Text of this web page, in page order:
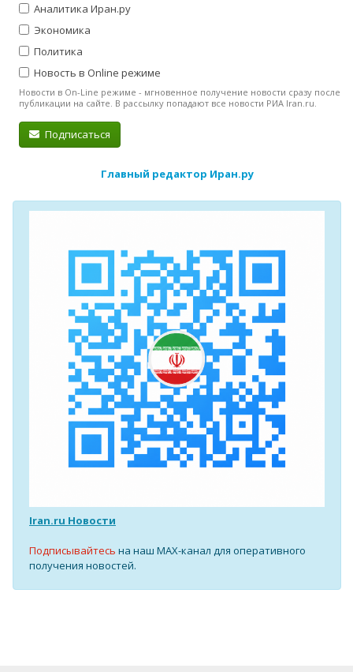
Аналитика Иран.ру
Экономика
Политика
Новость в Online режиме
Новости в On-Line режиме - мгновенное получение новости сразу после
публикации на сайте. В рассылку попадают все новости РИА Iran.ru.
Подписаться
Главный редактор Иран.ру
Iran.ru Новости
Подписывайтесь на наш MAX-канал для оперативного
получения новостей.